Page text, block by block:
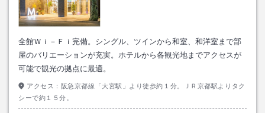
全館Ｗｉ－Ｆｉ完備。シングル、ツインから和室、和洋室まで部
屋のバリエーションが充実。ホテルから各観光地までアクセスが
可能で観光の拠点に最適。
アクセス： 阪急京都線「大宮駅」より徒歩約１分。ＪＲ京都駅よりタク
シーで約１５分。